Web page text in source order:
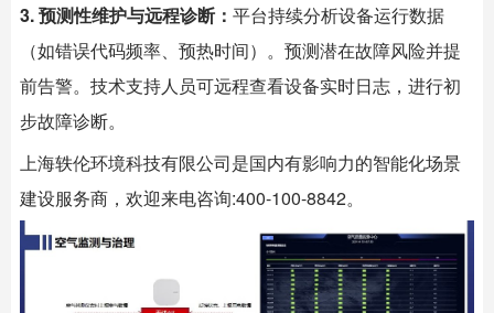
3. 预测性维护与远程诊断： 平台持续分析设备运行数据
（如错误代码频率、预热时间）。预测潜在故障风险并提
前告警。技术支持人员可远程查看设备实时日志，进行初
步故障诊断。
上海轶伦环境科技有限公司是国内有影响力的智能化场景
建设服务商，欢迎来电咨询:400-100-8842。